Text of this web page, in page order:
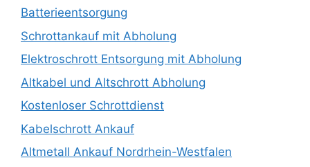
Batterieentsorgung
Schrottankauf mit Abholung
Elektroschrott Entsorgung mit Abholung
Altkabel und Altschrott Abholung
Kostenloser Schrottdienst
Kabelschrott Ankauf
Altmetall Ankauf Nordrhein-Westfalen